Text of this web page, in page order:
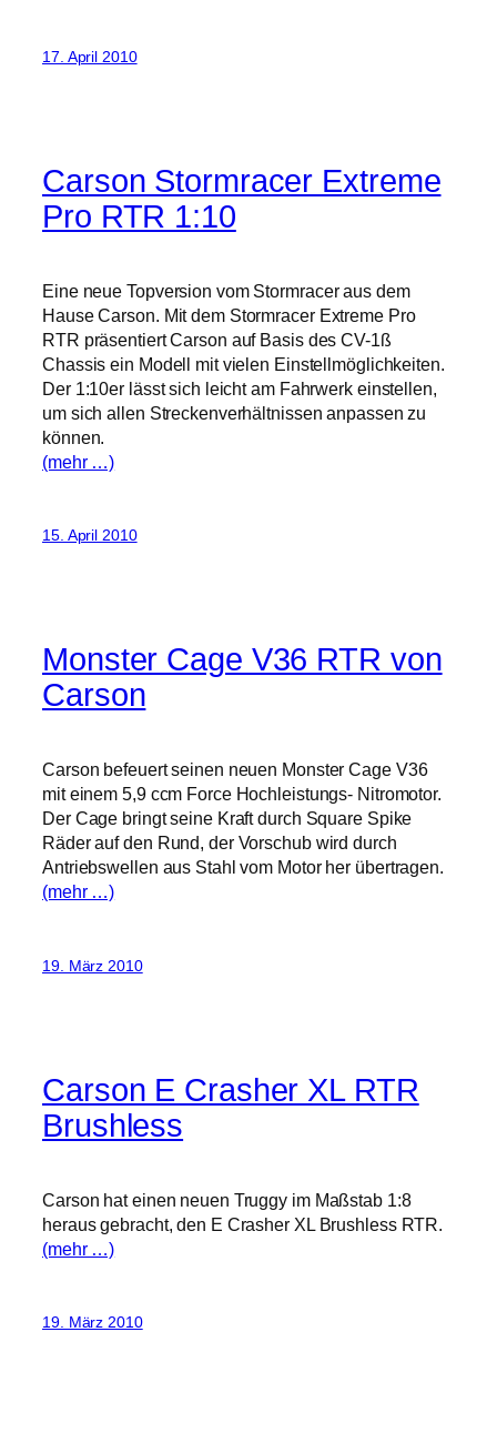
17. April 2010
Carson Stormracer Extreme
Pro RTR 1:10
Eine neue Topversion vom Stormracer aus dem
Hause Carson. Mit dem Stormracer Extreme Pro
RTR präsentiert Carson auf Basis des CV-1ß
Chassis ein Modell mit vielen Einstellmöglichkeiten.
Der 1:10er lässt sich leicht am Fahrwerk einstellen,
um sich allen Streckenverhältnissen anpassen zu
können.
(mehr …)
15. April 2010
Monster Cage V36 RTR von
Carson
Carson befeuert seinen neuen Monster Cage V36
mit einem 5,9 ccm Force Hochleistungs- Nitromotor.
Der Cage bringt seine Kraft durch Square Spike
Räder auf den Rund, der Vorschub wird durch
Antriebswellen aus Stahl vom Motor her übertragen.
(mehr …)
19. März 2010
Carson E Crasher XL RTR
Brushless
Carson hat einen neuen Truggy im Maßstab 1:8
heraus gebracht, den E Crasher XL Brushless RTR.
(mehr …)
19. März 2010